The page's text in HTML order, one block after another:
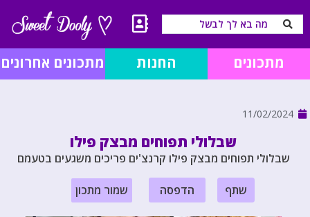
מתכונים החנות מתכונים אחרונים
11/02/2024
שבלולי תפוחים מבצק פילו
שבלולי תפוחים מבצק פילו קרנצ'ים פריכים משגעים בטעמם
שתף הדפסה שמור מתכון